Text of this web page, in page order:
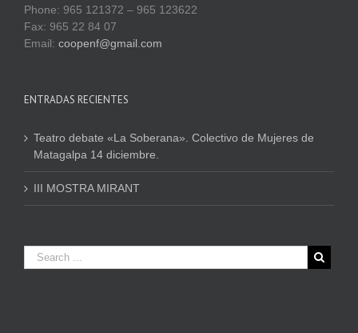
Phone: 965 121372 – 965 123622
Fax: 965 22 84 07
Email: coopenf@gmail.com
ENTRADAS RECIENTES
Teatro debate «La Soberana». Colectivo de Mujeres de
Matagalpa 14 diciembre.
III MOSTRA MIRANT